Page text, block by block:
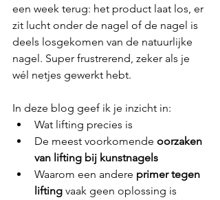
een week terug: het product laat los, er
zit lucht onder de nagel of de nagel is
deels losgekomen van de natuurlijke
nagel. Super frustrerend, zeker als je
wél netjes gewerkt hebt.
In deze blog geef ik je inzicht in:
Wat lifting precies is
De meest voorkomende oorzaken
van lifting bij kunstnagels
Waarom een andere primer tegen
lifting vaak geen oplossing is